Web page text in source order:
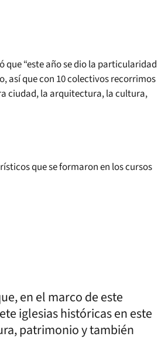
que “este año se dio la particularidad
así que con 10 colectivos recorrimos
ciudad, la arquitectura, la cultura,
que se formaron en los cursos
en el marco de este
iglesias históricas en este
patrimonio y también